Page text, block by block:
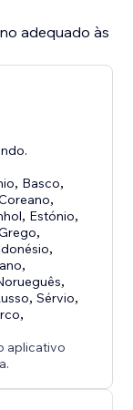
adequado às
, Basco,
,
, Estónio,
,
,
,
,
,Sérvio,
,
aplicativo